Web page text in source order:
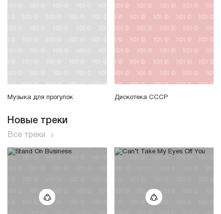
Музыка для прогулок Дискотека СССР
Новые треки
Все треки